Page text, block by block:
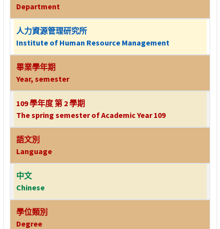
Department
人力資源管理研究所
Institute of Human Resource Management
畢業學年期
Year, semester
109 學年度 第 2 學期
The spring semester of Academic Year 109
語文別
Language
中文
Chinese
學位類別
Degree